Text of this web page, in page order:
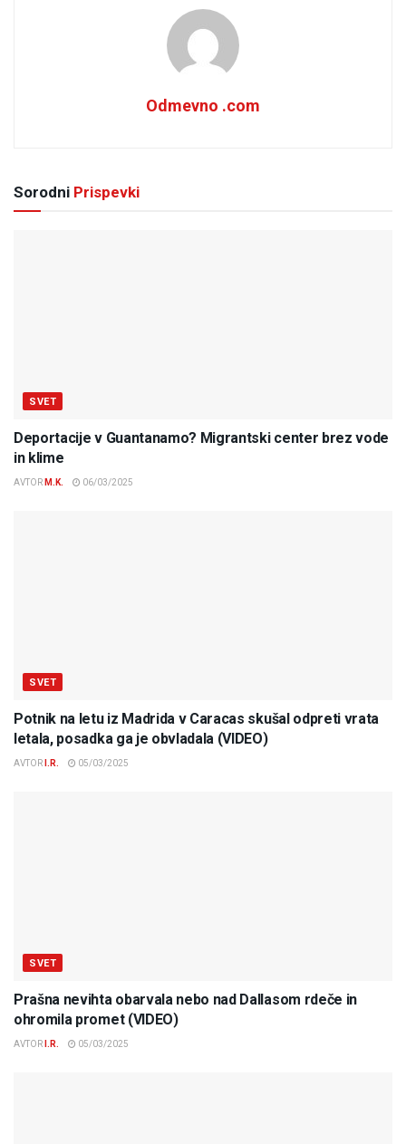
Odmevno .com
Sorodni Prispevki
SVET
Deportacije v Guantanamo? Migrantski center brez vode
in klime
AVTOR M.K. 06/03/2025
SVET
Potnik na letu iz Madrida v Caracas skušal odpreti vrata
letala, posadka ga je obvladala (VIDEO)
AVTOR I.R. 05/03/2025
SVET
Prašna nevihta obarvala nebo nad Dallasom rdeče in
ohromila promet (VIDEO)
AVTOR I.R. 05/03/2025